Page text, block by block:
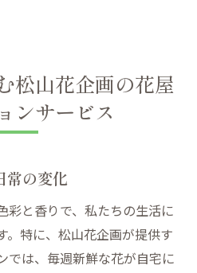
松山花企画の花屋
ンサービス
常の変化
彩と香りで、私たちの生活に
。特に、松山花企画が提供す
では、毎週新鮮な花が自宅に